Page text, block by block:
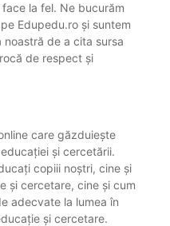
la fel. Ne bucurăm
Edupedu.ro și suntem
de a cita sursa
de respect și
care găzduiește
și cercetării.
copiii noștri, cine și
și cercetare, cine și cum
adecvate la lumea în
și cercetare.